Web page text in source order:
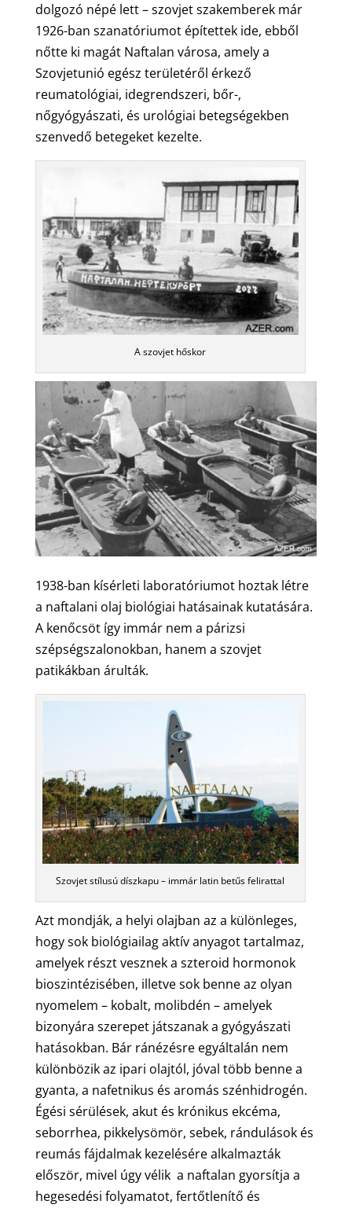
dolgozó népé lett – szovjet szakemberek már
1926-ban szanatóriumot építettek ide, ebből
nőtte ki magát Naftalan városa, amely a
Szovjetunió egész területéről érkező
reumatológiai, idegrendszeri, bőr-,
nőgyógyászati, és urológiai betegségekben
szenvedő betegeket kezelte.
A szovjet hőskor
1938-ban kísérleti laboratóriumot hoztak létre
a naftalani olaj biológiai hatásainak kutatására.
A kenőcsöt így immár nem a párizsi
szépségszalonokban, hanem a szovjet
patikákban árulták.
Szovjet stílusú díszkapu – immár latin betűs felirattal
Azt mondják, a helyi olajban az a különleges,
hogy sok biológiailag aktív anyagot tartalmaz,
amelyek részt vesznek a szteroid hormonok
bioszintézisében, illetve sok benne az olyan
nyomelem – kobalt, molibdén – amelyek
bizonyára szerepet játszanak a gyógyászati
hatásokban. Bár ránézésre egyáltalán nem
különbözik az ipari olajtól, jóval több benne a
gyanta, a nafetnikus és aromás szénhidrogén.
Égési sérülések, akut és krónikus ekcéma,
seborrhea, pikkelysömör, sebek, rándulások és
reumás fájdalmak kezelésére alkalmazták
először, mivel úgy vélik a naftalan gyorsítja a
hegesedési folyamatot, fertőtlenítő és